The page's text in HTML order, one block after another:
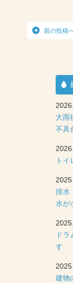
前の投稿
大雨
不具
ト
排水
水が
ド
す
建物